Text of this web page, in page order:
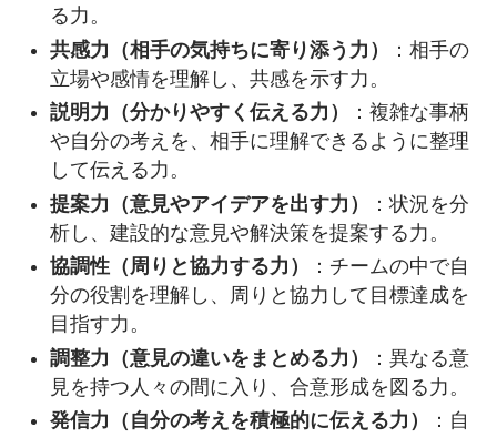
る力。
共感力（相手の気持ちに寄り添う力）
：相手の
立場や感情を理解し、共感を示す力。
説明力（分かりやすく伝える力）
：複雑な事柄
や自分の考えを、相手に理解できるように整理
して伝える力。
提案力（意見やアイデアを出す力）
：状況を分
析し、建設的な意見や解決策を提案する力。
協調性（周りと協力する力）
：チームの中で自
分の役割を理解し、周りと協力して目標達成を
目指す力。
調整力（意見の違いをまとめる力）
：異なる意
見を持つ人々の間に入り、合意形成を図る力。
発信力（自分の考えを積極的に伝える力）
：自